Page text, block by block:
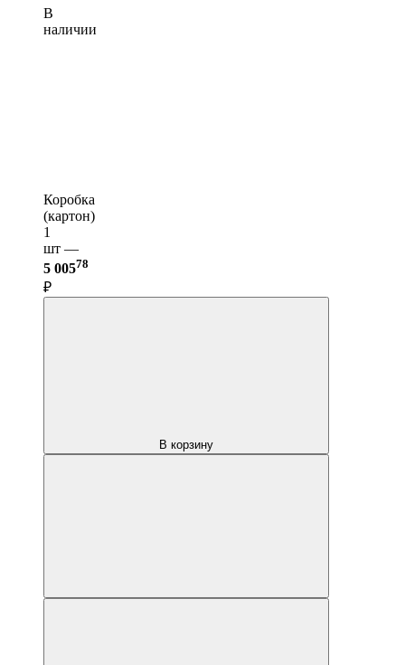
В
наличии
Коробка
(картон)
1
шт —
5 00578
₽
В корзину